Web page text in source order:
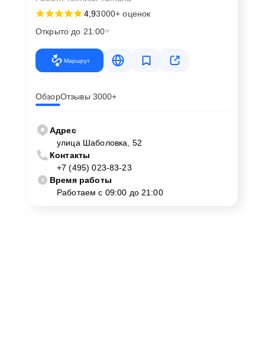
4,93000+ оценок
Открыто до 21:00
Маршрут
ОбзорОтзывы 3000+
Адрес
улица Шаболовка, 52
Контакты
+7 (495) 023-83-23
Время работы
Работаем с 09:00 до 21:00